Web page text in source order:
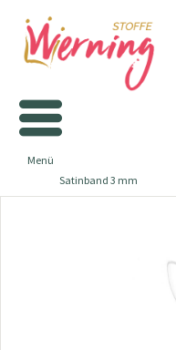
Menü
Satinband 3 mm